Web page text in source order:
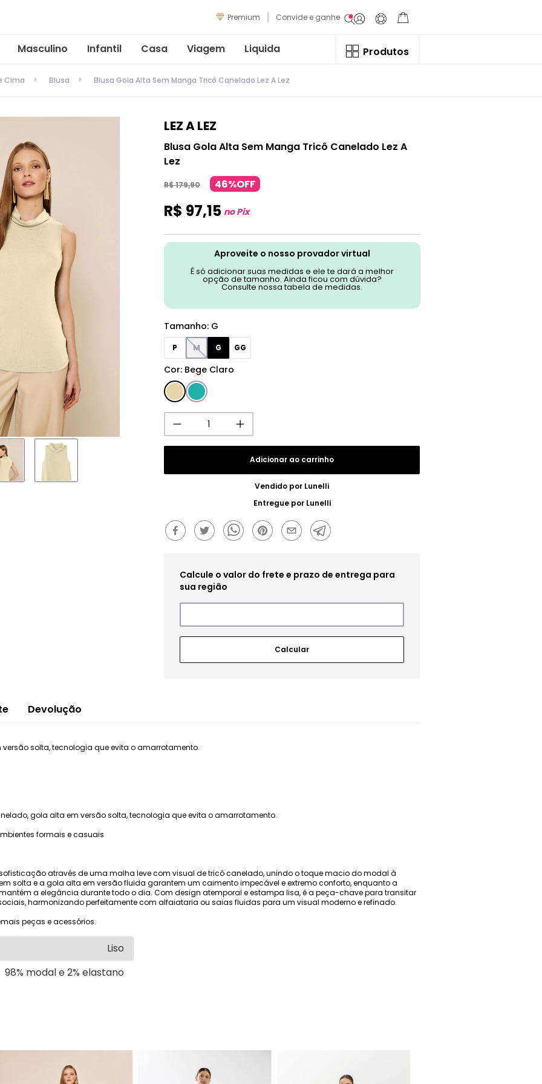
Premium Convide e ganhe
Masculino Infantil Casa Viagem Liquida Produtos
Cima Blusa Blusa Gola Alta Sem Manga Tricô Canelado Lez A Lez
LEZ A LEZ
Blusa Gola Alta Sem Manga Tricô Canelado Lez A
Lez
R$179,90 46%OFF
R$ 97,15 no Pix
Aproveite o nosso provador virtual
É só adicionar suas medidas e ele te dará a melhor
opção de tamanho. Ainda ficou com dúvida?
Consulte nossa tabela de medidas.
Cor: Bege Claro
Tamanho: G
P M G GG
Adicionar ao carrinho
Vendido por Lunelli
Entregue por Lunelli
Devolução
solta, tecnologia que evita o amarrotamento.
gola alta em versão solta, tecnologia que evita o amarrotamento.
formais e casuais
sofisticação através de uma malha leve com visual de tricô canelado, unindo o toque macio do modal à
solta e a gola alta em versão fluida garantem um caimento impecável e extremo conforto, enquanto a
a elegância durante todo o dia. Com design atemporal e estampa lisa, é a peça-chave para transitar
harmonizando perfeitamente com alfaiataria ou saias fluidas para um visual moderno e refinado.
peças e acessórios.
Liso
98% modal e 2% elastano